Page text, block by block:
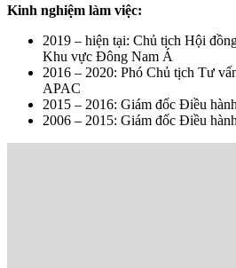
Kinh nghiệm làm việc:
2019 – hiện tại: Chủ tịch Hội
Khu vực Đông Nam Á
2016 – 2020: Phó Chủ tịch Tư
APAC
2015 – 2016: Giám đốc Điều
2006 – 2015: Giám đốc Điều